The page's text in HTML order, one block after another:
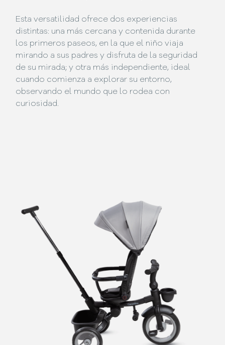
Esta versatilidad ofrece dos experiencias
distintas: una más cercana y contenida durante
los primeros paseos, en la que el niño viaja
mirando a sus padres y disfruta de la seguridad
de su mirada; y otra más independiente, ideal
cuando comienza a explorar su entorno,
observando el mundo que lo rodea con
curiosidad.